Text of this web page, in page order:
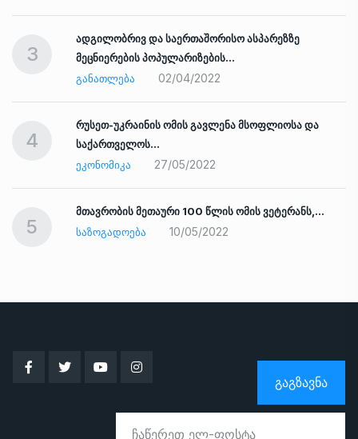
3
ადგილობრივ და საერთაშორისო ასპარეზზე
მეცნიერების პოპულარიზების…
ᲒᲐᲜᲐᲗᲚᲔᲑᲐ
02/04/2022
4
რუსეთ-უკრაინის ომის გავლენა მსოფლიოსა და
საქართველოს…
ᲔᲙᲝᲜᲝᲛᲘᲙᲐ
27/05/2022
5
მთავრობის მეთაური 100 წლის ომის ვეტერანს,…
ᲡᲐᲖᲝᲒᲐᲓᲝᲔᲑᲐ
10/05/2022
ᲒᲐᲒᲖᲐᲕᲜᲐ